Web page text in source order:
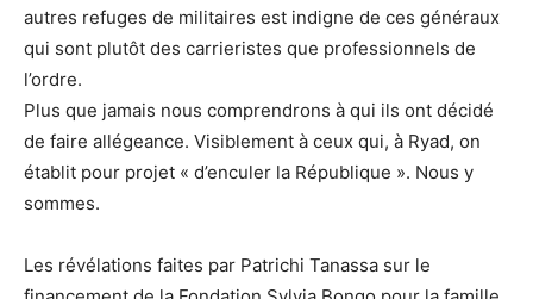
autres refuges de militaires est indigne de ces généraux
qui sont plutôt des carrieristes que professionnels de
l’ordre.
Plus que jamais nous comprendrons à qui ils ont décidé
de faire allégeance. Visiblement à ceux qui, à Ryad, on
établit pour projet « d’enculer la République ». Nous y
sommes.
Les révélations faites par Patrichi Tanassa sur le